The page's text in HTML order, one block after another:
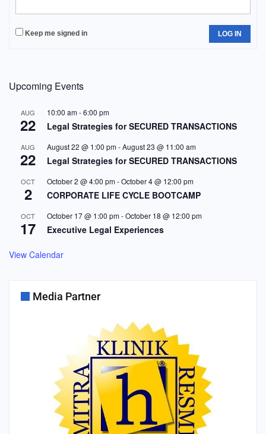
Keep me signed in LOG IN
Upcoming Events
AUG
22
10:00 am-6:00 pm
Legal Strategies for SECURED TRANSACTIONS
AUG
22
August 22 @ 1:00 pm-August 23 @ 11:00 am
Legal Strategies for SECURED TRANSACTIONS
OCT
2
October 2 @ 4:00 pm-October 4 @ 12:00 pm
CORPORATE LIFE CYCLE BOOTCAMP
OCT
17
October 17 @ 1:00 pm-October 18 @ 12:00 pm
Executive Legal Experiences
View Calendar
Media Partner